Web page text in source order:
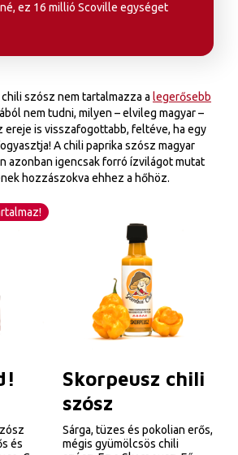
ez 16 millió Scoville egységet
szósz nem tartalmazza a legerősebb
nem tudni, milyen – elvileg magyar –
ereje is visszafogottabb, feltéve, ha egy
A chili paprika szósz magyar
azonban igencsak forró ízvilágot mutat
hozzászokva ehhez a hőhöz.
és
Skorpeusz chili
szósz
Sárga, tüzes és pokolian erős,
mégis gyümölcsös chili